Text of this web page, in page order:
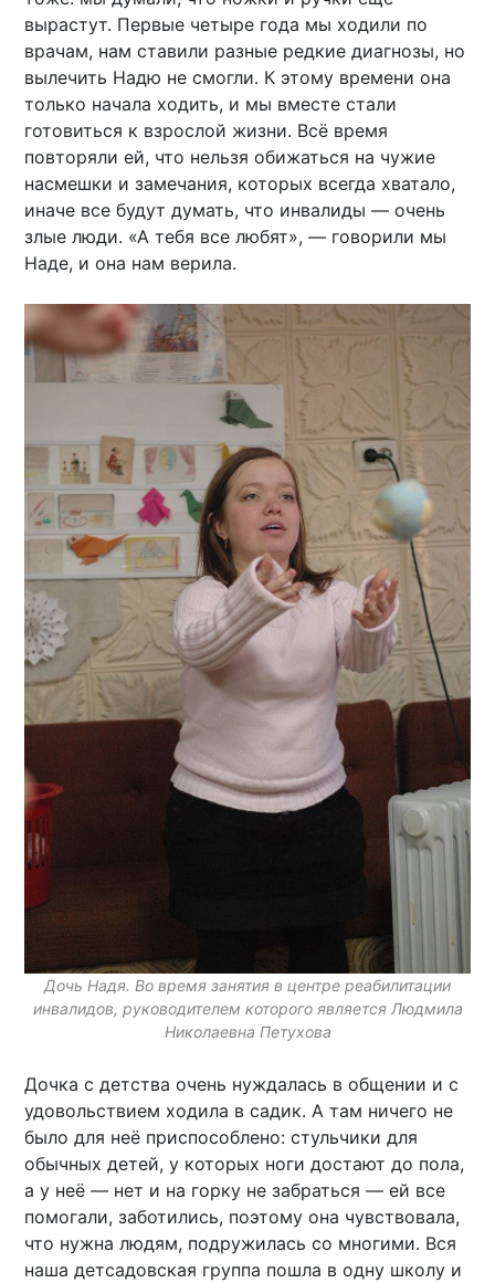
вырастут. Первые четыре года мы ходили по
врачам, нам ставили разные редкие диагнозы, но
вылечить Надю не смогли. К этому времени она
только начала ходить, и мы вместе стали
готовиться к взрослой жизни. Всё время
повторяли ей, что нельзя обижаться на чужие
насмешки и замечания, которых всегда хватало,
иначе все будут думать, что инвалиды — очень
злые люди. «А тебя все любят», — говорили мы
Наде, и она нам верила.
Дочь Надя. Во время занятия в центре реабилитации
инвалидов, руководителем которого является Людмила
Николаевна Петухова
Дочка с детства очень нуждалась в общении и с
удовольствием ходила в садик. А там ничего не
было для неё приспособлено: стульчики для
обычных детей, у которых ноги достают до пола,
а у неё — нет и на горку не забраться — ей все
помогали, заботились, поэтому она чувствовала,
что нужна людям, подружилась со многими. Вся
наша детсадовская группа пошла в одну школу и